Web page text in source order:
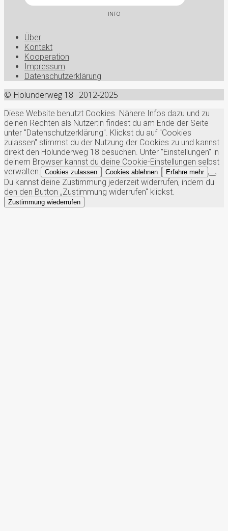
INFO
Über
Kontakt
Kooperation
Impressum
Datenschutzerklärung
© Holunderweg 18 · 2012-2025
Diese Website benutzt Cookies. Nähere Infos dazu und zu
deinen Rechten als Nutzer:in findest du am Ende der Seite
unter "Datenschutzerklärung". Klickst du auf "Cookies
zulassen" stimmst du der Nutzung der Cookies zu und kannst
direkt den Holunderweg 18 besuchen. Unter "Einstellungen" in
deinem Browser kannst du deine Cookie-Einstellungen selbst
verwalten. Cookies zulassen Cookies ablehnen Erfahre mehr
Du kannst deine Zustimmung jederzeit widerrufen, indem du
den den Button „Zustimmung widerrufen“ klickst.
Zustimmung wiederrufen